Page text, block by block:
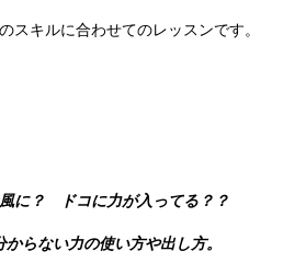
スキルに合わせてのレッスンです。
に？ ドコに力が入ってる？？
からない力の使い方や出し方。